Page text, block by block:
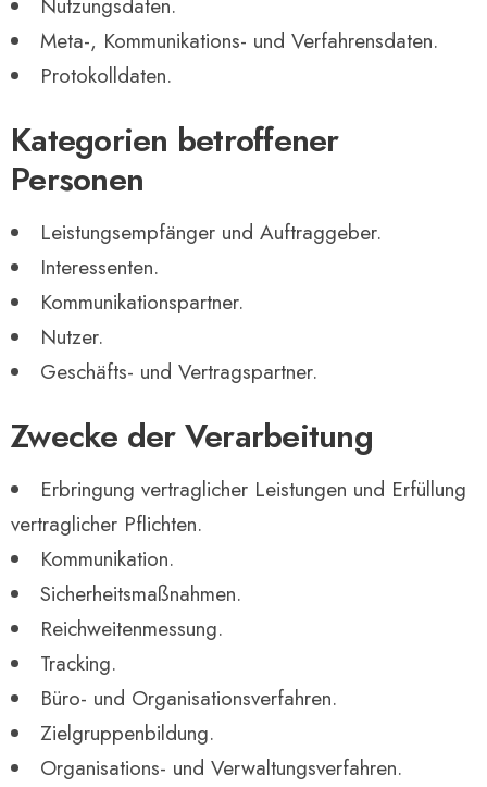
Nutzungsdaten.
Meta-, Kommunikations- und Verfahrensdaten.
Protokolldaten.
Kategorien betroffener
Personen
Leistungsempfänger und Auftraggeber.
Interessenten.
Kommunikationspartner.
Nutzer.
Geschäfts- und Vertragspartner.
Zwecke der Verarbeitung
Erbringung vertraglicher Leistungen und Erfüllung
vertraglicher Pflichten.
Kommunikation.
Sicherheitsmaßnahmen.
Reichweitenmessung.
Tracking.
Büro- und Organisationsverfahren.
Zielgruppenbildung.
Organisations- und Verwaltungsverfahren.